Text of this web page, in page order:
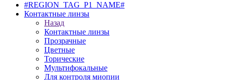
#REGION_TAG_P1_NAME#
Контактные линзы
Назад
Контактные линзы
Прозрачные
Цветные
Торические
Мультифокальные
Для контроля миопии